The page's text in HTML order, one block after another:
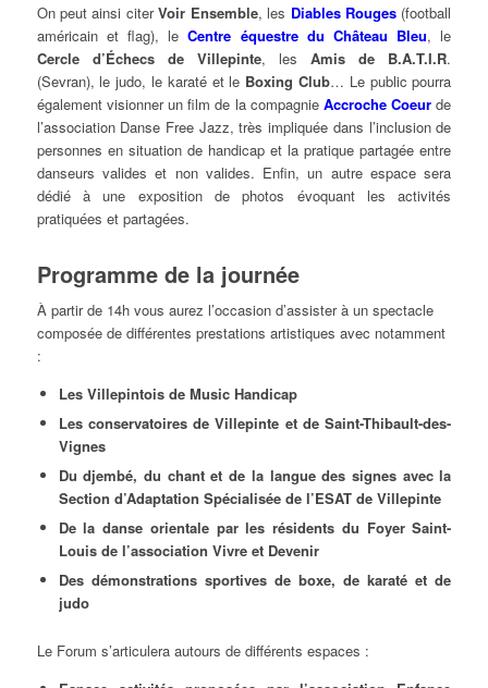
On peut ainsi citerVoir Ensemble, les Diables Rouges (football
américain et flag), leCentre équestre du Château Bleu, le
Cercle d’Échecs de Villepinte, lesAmis de B.A.T.I.R.
(Sevran), le judo, le karaté et le Boxing Club… Le public pourra
également visionner un film de la compagnie Accroche Coeur de
l’association Danse Free Jazz, très impliquée dans l’inclusion de
personnes en situation de handicap et la pratique partagée entre
danseurs valides et non valides. Enfin, un autre espace sera
dédié à une exposition de photos évoquant les activités
pratiquées et partagées.
Programme de la journée
À partir de 14h vous aurez l’occasion d’assister à un spectacle
composée de différentes prestations artistiques avec notamment
:
Les Villepintois de Music Handicap
Les conservatoires de Villepinte et de Saint-Thibault-des-
Vignes
Du djembé, du chant et de la langue des signes avec la
Section d’Adaptation Spécialisée de l’ESAT de Villepinte
De la danse orientale par les résidents du Foyer Saint-
Louis de l’association Vivre et Devenir
Des démonstrations sportives de boxe, de karaté et de
judo
Le Forum s’articulera autours de différents espaces :